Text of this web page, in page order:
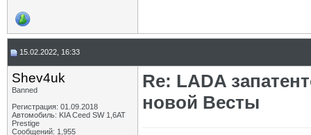
15.02.2022, 16:33
Shev4uk
Banned
Регистрация: 01.09.2018
Автомобиль: KIA Ceed SW 1,6AT
Prestige
Сообщений: 1,955
Re: LADA
новой Весты